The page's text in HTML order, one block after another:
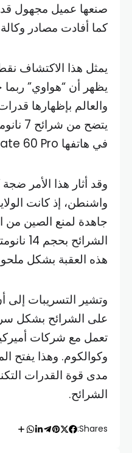
صنعها عميل مجهول
كما أفادت مصادر
يمثل هذا الاكتشاف
يظهر أن “هواوي”
والعالم بإظهارها
يتضح
في هاتفها Mate 60 Pro.
وقد أثار هذا الأمر
واشنطن، إذ كانت
جاهدة لمنع الصين من
هذه العقبة بشكل
وتشير التسريبات
تعمل مع شركات
وكوالكوم. وهذا يفتح
مدى قوة القدرات
الشرائح.
Shares: